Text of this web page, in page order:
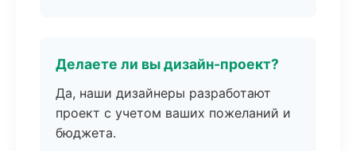
Делаете ли вы дизайн-проект?
Да, наши дизайнеры разработают
проект с учетом ваших пожеланий и
бюджета.